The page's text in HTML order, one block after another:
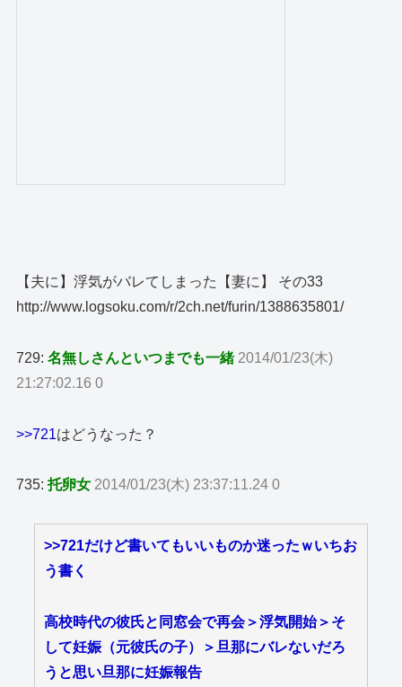
【夫に】浮気がバレてしまった【妻に】 その33
http://www.logsoku.com/r/2ch.net/furin/1388635801/
729:名無しさんといつまでも一緒 2014/01/23(木)
21:27:02.16 0
>>721はどうなった？
735:托卵女 2014/01/23(木) 23:37:11.24 0
>>721だけど書いてもいいものか迷ったｗいちお
う書く
高校時代の彼氏と同窓会で再会＞浮気開始＞そ
して妊娠（元彼氏の子）＞旦那にバレないだろ
うと思い旦那に妊娠報告